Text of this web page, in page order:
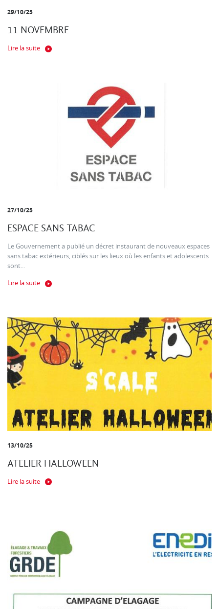
29/10/25
11 NOVEMBRE
Lire la suite
27/10/25
ESPACE SANS TABAC
Le Gouvernement a publié un décret instaurant de nouveaux espaces
sans tabac extérieurs, ciblés sur les lieux où les enfants et adolescents
sont...
Lire la suite
13/10/25
ATELIER HALLOWEEN
Lire la suite